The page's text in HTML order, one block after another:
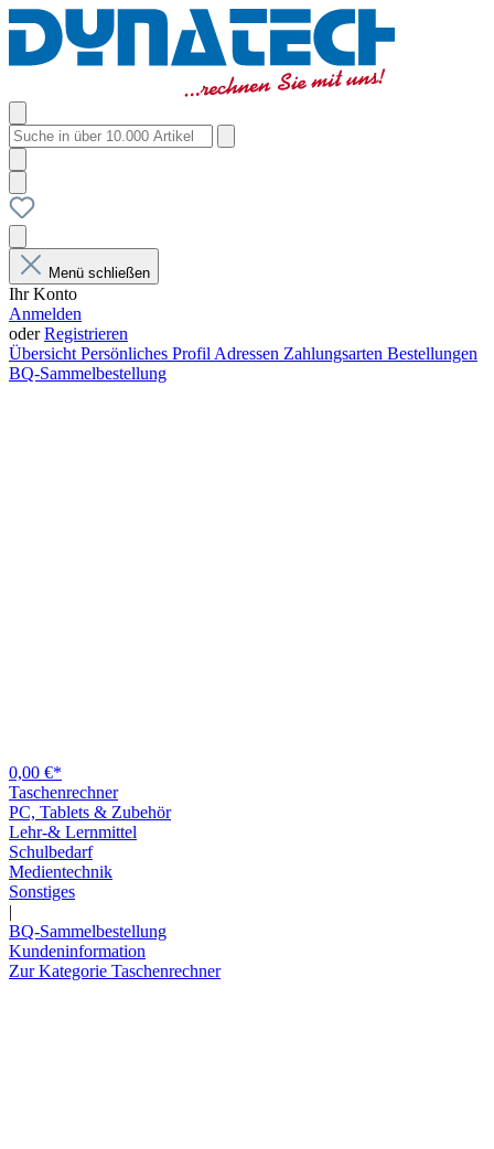
Menü schließen
Ihr Konto
Anmelden
oderRegistrieren
Übersicht Persönliches Profil Adressen Zahlungsarten Bestellungen
BQ-Sammelbestellung
0,00 €*
Taschenrechner
PC, Tablets & Zubehör
Lehr-& Lernmittel
Schulbedarf
Medientechnik
Sonstiges
|
BQ-Sammelbestellung
Kundeninformation
Zur Kategorie Taschenrechner